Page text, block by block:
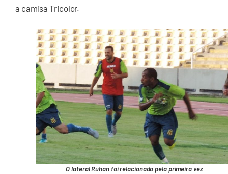
a camisa Tricolor.
O lateral Ruhan foi relacionado pela primeira vez